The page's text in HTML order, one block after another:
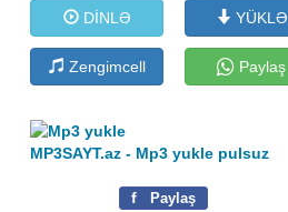
DİNLƏ YÜKLƏ
Zengimcell Paylaş
MP3SAYT.az - Mp3 yukle pulsuz
f Paylaş